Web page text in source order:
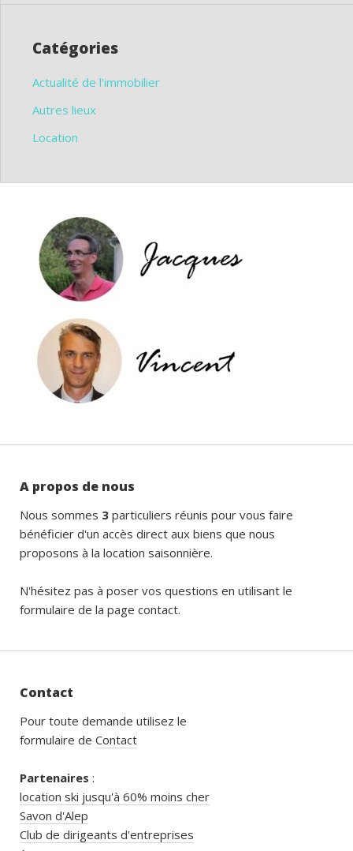
Catégories
Actualité de l'immobilier
Autres lieux
Location
A propos de nous
Nous sommes 3 particuliers réunis pour vous faire
bénéficier d'un accès direct aux biens que nous
proposons à la location saisonnière.
N'hésitez pas à poser vos questions en utilisant le
formulaire de la page contact.
Contact
Pour toute demande utilisez le
formulaire de Contact
Partenaires :
location ski jusqu'à 60% moins cher
Savon d'Alep
Club de dirigeants d'entreprises